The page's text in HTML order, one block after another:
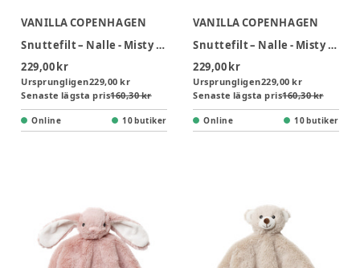
VANILLA COPENHAGEN
Snuttefilt – Nalle - Misty Blue
229,00 kr
Ursprungligen229,00 kr
Senaste lägsta pris160,30 kr
Online 10 butiker
VANILLA COPENHAGEN
Snuttefilt – Nalle - Misty Rose
229,00 kr
Ursprungligen229,00 kr
Senaste lägsta pris160,30 kr
Online 10 butiker